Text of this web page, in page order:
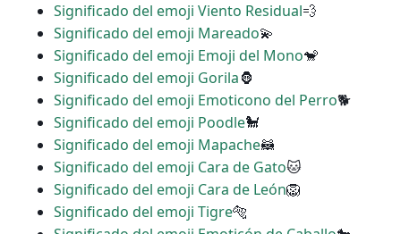
Significado del emoji Viento Residual💨
Significado del emoji Mareado💫
Significado del emoji Emoji del Mono🐒
Significado del emoji Gorila🦍
Significado del emoji Emoticono del Perro🐕
Significado del emoji Poodle🐩
Significado del emoji Mapache🦝
Significado del emoji Cara de Gato🐱
Significado del emoji Cara de León🦁
Significado del emoji Tigre🐅